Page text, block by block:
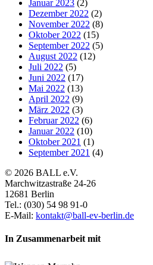
Januar 2023 (2)
Dezember 2022 (2)
November 2022 (8)
Oktober 2022 (15)
September 2022 (5)
August 2022 (12)
Juli 2022 (5)
Juni 2022 (17)
Mai 2022 (13)
April 2022 (9)
März 2022 (3)
Februar 2022 (6)
Januar 2022 (10)
Oktober 2021 (1)
September 2021 (4)
© 2026 BALL e.V.
Marchwitzastraße 24-26
12681 Berlin
Tel.: (030) 54 98 91-0
E-Mail: kontakt@ball-ev-berlin.de
In Zusammenarbeit mit